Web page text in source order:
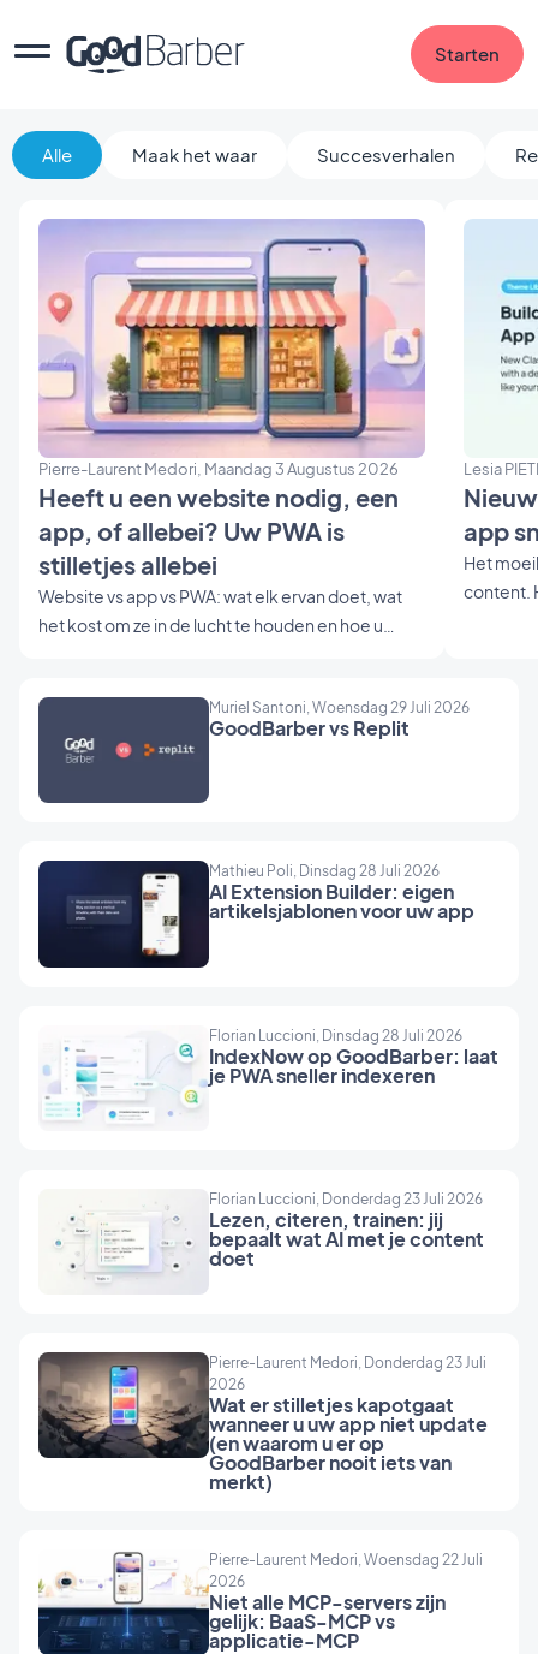
Starten
Alle Maak het waar Succesverhalen
Pierre-Laurent Medori, Maandag 3 Augustus 2026
Heeft u een website nodig, een
app, of allebei? Uw PWA is
stilletjes allebei
Website vs app vs PWA: wat elk ervan doet, wat
het kost om ze in de lucht te houden en hoe u
Lesia
app
Het
content.
Muriel Santoni, Woensdag 29 Juli 2026
GoodBarber vs Replit
Mathieu Poli, Dinsdag 28 Juli 2026
AI Extension Builder: eigen
artikelsjablonen voor uw app
Florian Luccioni, Dinsdag 28 Juli 2026
IndexNow op GoodBarber: laat
je PWA sneller indexeren
Florian Luccioni, Donderdag 23 Juli 2026
Lezen, citeren, trainen: jij
bepaalt wat AI met je content
doet
Pierre-Laurent Medori, Donderdag 23 Juli
2026
Wat er stilletjes kapotgaat
wanneer u uw app niet update
(en waarom u er op
GoodBarber nooit iets van
merkt)
Pierre-Laurent Medori, Woensdag 22 Juli
2026
Niet alle MCP-servers zijn
gelijk: BaaS-MCP vs
applicatie-MCP